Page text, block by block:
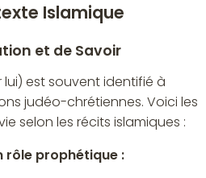
Islamique
et de Savoir
lui) est souvent identifié à
judéo-chrétiennes. Voici les
selon les récits islamiques :
rôle prophétique :